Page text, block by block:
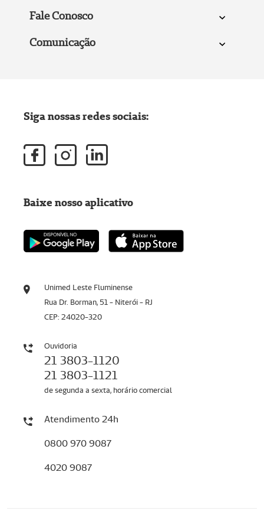
Fale Conosco
Comunicação
Unimed Leste Fluminense
Rua Dr. Borman, 51 - Niterói - RJ
CEP: 24020-320
Ouvidoria
21 3803-1120
21 3803-1121
de segunda a sexta, horário comercial
Atendimento 24h
0800 970 9087
4020 9087
Siga nossas redes sociais:
Baixe nosso aplicativo